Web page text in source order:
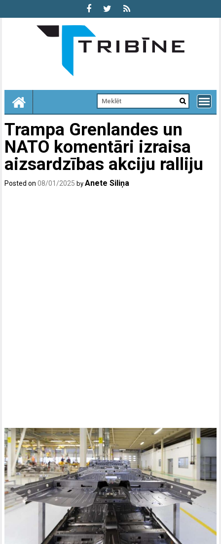
Trampa Grenlandes un
NATO komentāri izraisa
aizsardzības akciju ralliju
Posted on08/01/2025 byAnete Siliņa